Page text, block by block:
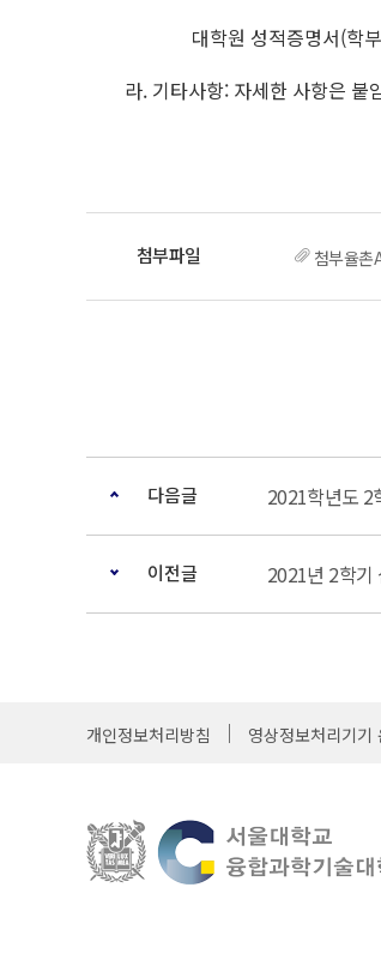
대학원 성적증명서(학부생
라. 기타사항: 자세한 사항은 붙
첨부율촌
다음글 2021학년도 2
이전글 2021년 2학기
개인정보처리방침 영상정보처리기기